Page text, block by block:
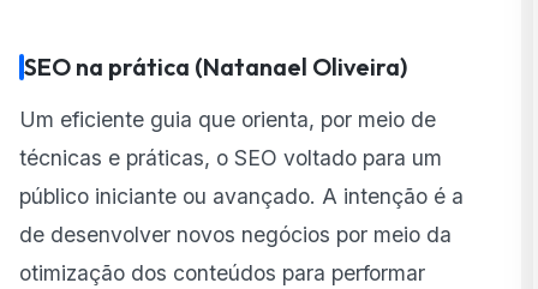
SEO na prática (Natanael Oliveira)
Um eficiente guia que orienta, por meio de
técnicas e práticas, o SEO voltado para um
público iniciante ou avançado. A intenção é a
de desenvolver novos negócios por meio da
otimização dos conteúdos para performar